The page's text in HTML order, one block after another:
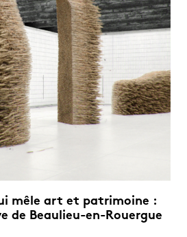
mêle art et patrimoine :
de Beaulieu-en-Rouergue